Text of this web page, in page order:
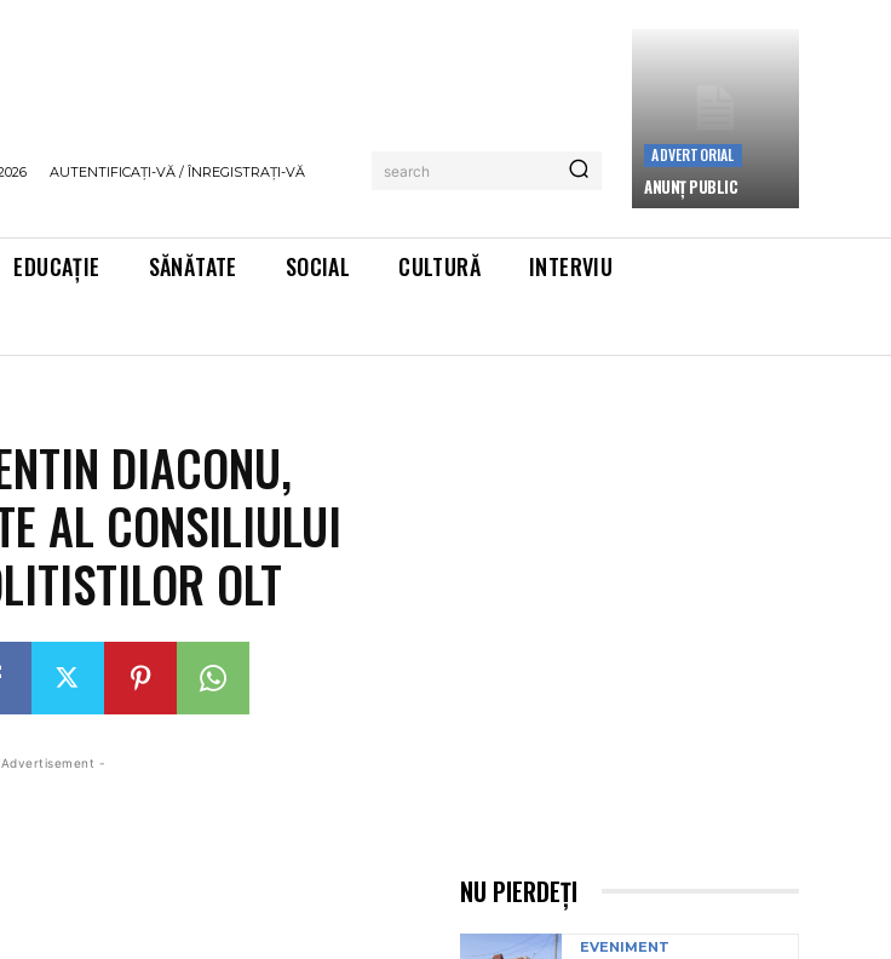
AUTENTIFICAȚI-VĂ / ÎNREGISTRAȚI-VĂ search
ADVERTORIAL
ANUNȚ PUBLIC
EDUCAȚIE SĂNĂTATE SOCIAL CULTURĂ
INTERVIU
DIACONU,
AL CONSILIULUI
OLT
-
NU PIERDEȚI
EVENIMENT